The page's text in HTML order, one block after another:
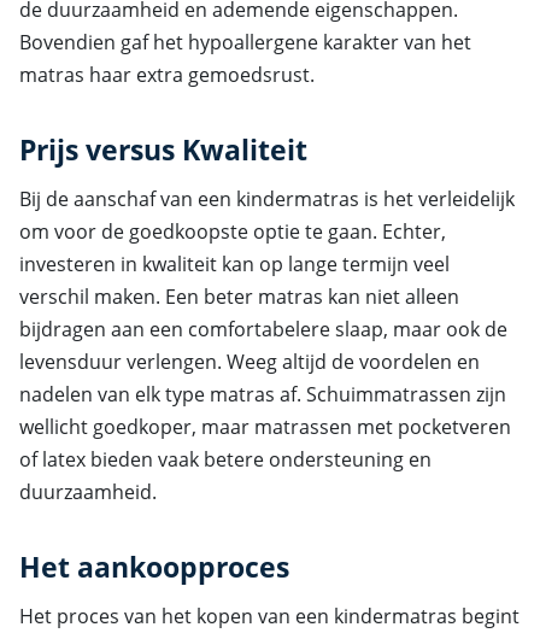
de duurzaamheid en ademende eigenschappen.
Bovendien gaf het hypoallergene karakter van het
matras haar extra gemoedsrust.
Prijs versus Kwaliteit
Bij de aanschaf van een kindermatras is het verleidelijk
om voor de goedkoopste optie te gaan. Echter,
investeren in kwaliteit kan op lange termijn veel
verschil maken. Een beter matras kan niet alleen
bijdragen aan een comfortabelere slaap, maar ook de
levensduur verlengen. Weeg altijd de voordelen en
nadelen van elk type matras af. Schuimmatrassen zijn
wellicht goedkoper, maar matrassen met pocketveren
of latex bieden vaak betere ondersteuning en
duurzaamheid.
Het aankoopproces
Het proces van het kopen van een kindermatras begint